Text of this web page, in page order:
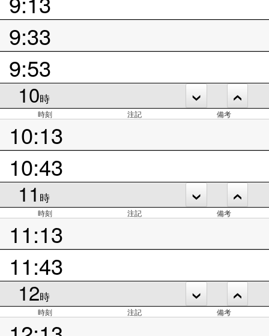
9:33
9:53
10時
時刻 注記 備考
10:13
10:43
11 時
時刻 注記 備考
11:13
11:43
12時
時刻 注記 備考